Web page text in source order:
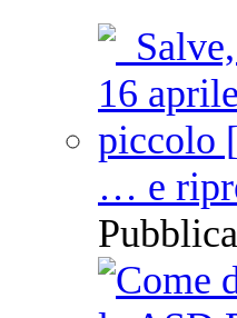
… e